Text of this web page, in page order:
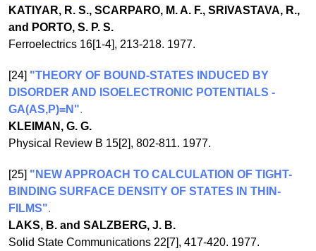
KATIYAR, R. S., SCARPARO, M. A. F., SRIVASTAVA, R.,
and PORTO, S. P. S.
Ferroelectrics 16[1-4], 213-218. 1977.
[24] "THEORY OF BOUND-STATES INDUCED BY
DISORDER AND ISOELECTRONIC POTENTIALS -
GA(AS,P)=N".
KLEIMAN, G. G.
Physical Review B 15[2], 802-811. 1977.
[25] "NEW APPROACH TO CALCULATION OF TIGHT-
BINDING SURFACE DENSITY OF STATES IN THIN-
FILMS".
LAKS, B. and SALZBERG, J. B.
Solid State Communications 22[7], 417-420. 1977.